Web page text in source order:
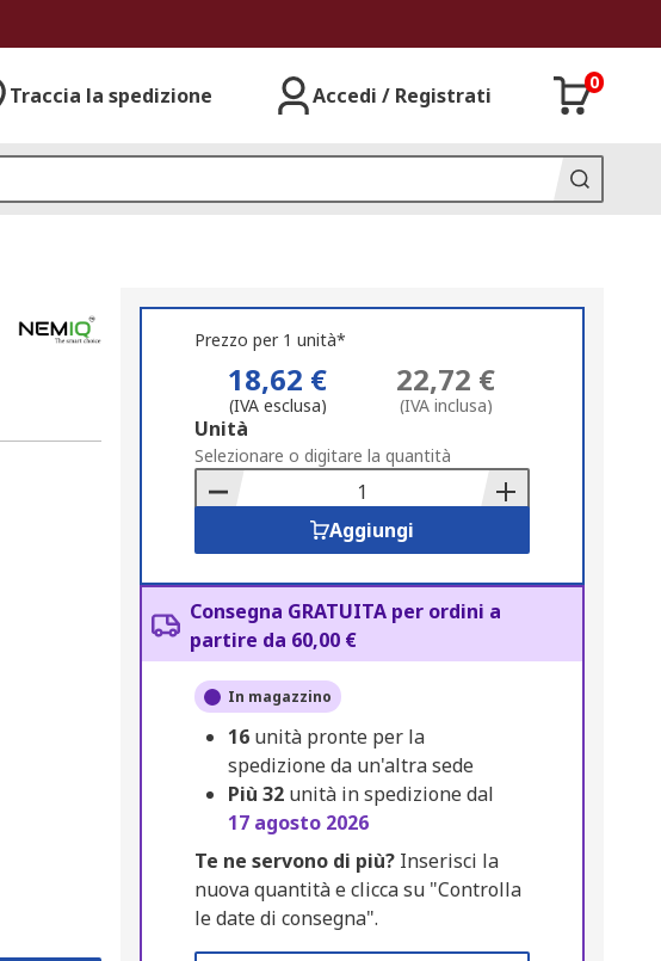
Traccia la spedizione Accedi / Registrati
0
Prezzo per 1 unità*
18,62 €
(IVA esclusa)
22,72 €
(IVA inclusa)
Add
to
Basket
Unità
Selezionare o digitare la quantità
Aggiungi
Consegna GRATUITA per ordini a
partire da 60,00 €
In magazzino
16 unità pronte per la
spedizione da un'altra sede
Più 32 unità in spedizione dal
17 agosto 2026
Te ne servono di più?Inserisci la
nuova quantità e clicca su "Controlla
le date di consegna".